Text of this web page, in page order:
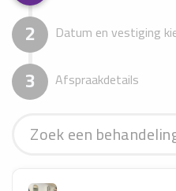
2 Datum en vestiging
3 Afspraakdetails